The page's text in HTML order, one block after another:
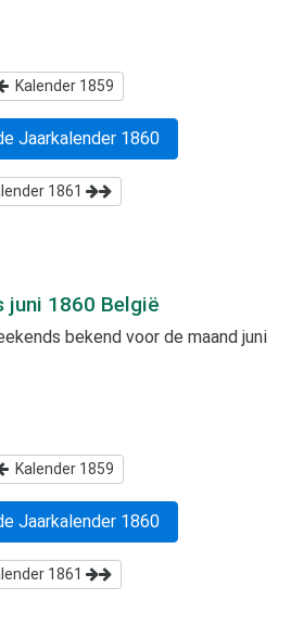
Kalender 1859
Jaarkalender 1860
1861
juni 1860 België
bekend voor de maand juni
Kalender 1859
Jaarkalender 1860
1861